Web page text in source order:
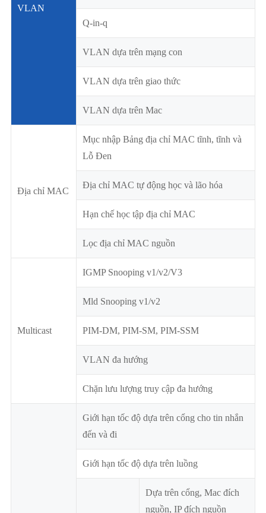
VLAN
Q-in-q
VLAN dựa trên mạng con
VLAN dựa trên giao thức
VLAN dựa trên Mac
Địa chỉ MAC
Mục nhập Bảng địa chỉ MAC tĩnh, tĩnh và
Lỗ Đen
Địa chỉ MAC tự động học và lão hóa
Hạn chế học tập địa chỉ MAC
Lọc địa chỉ MAC nguồn
Multicast
IGMP Snooping v1/v2/V3
Mld Snooping v1/v2
PIM-DM, PIM-SM, PIM-SSM
VLAN đa hướng
Chặn lưu lượng truy cập đa hướng
Giới hạn tốc độ dựa trên cổng cho tin nhắn
đến và đi
Giới hạn tốc độ dựa trên luồng
Dựa trên cổng, Mac đích
nguồn, IP đích nguồn